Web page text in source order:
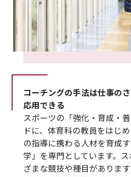
コーチングの手法は仕事の
応用できる
スポーツの「強化・育成・
ドに、体育科の教員をはじ
の指導に携わる人材を育成
学」を専門としています。
ざまな競技や種目がありま